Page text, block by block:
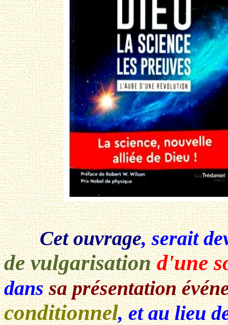
Cet ouvrage, serait
de vulgarisationd'une
danssa présentation
conditionnel, et au lieu